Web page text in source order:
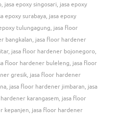
, jasa epoxy singosari, jasa epoxy
epoxy surabaya, jasa epoxy
tulungagung, jasa floor
bangkalan, jasa floor hardener
, jasa floor hardener bojonegoro,
floor hardener buleleng, jasa floor
gresik, jasa floor hardener
, jasa floor hardener jimbaran, jasa
karangasem, jasa floor
kepanjen, jasa floor hardener